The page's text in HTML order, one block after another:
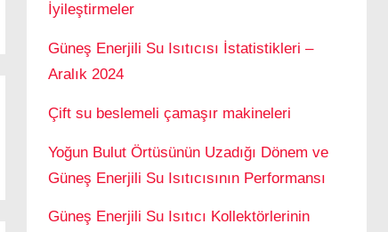
İyileştirmeler
Güneş Enerjili Su Isıtıcısı İstatistikleri –
Aralık 2024
Çift su beslemeli çamaşır makineleri
Yoğun Bulut Örtüsünün Uzadığı Dönem ve
Güneş Enerjili Su Isıtıcısının Performansı
Güneş Enerjili Su Isıtıcı Kollektörlerinin